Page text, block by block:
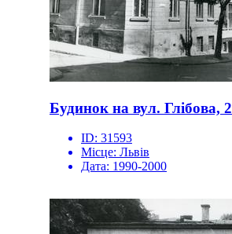
Будинок на вул. Глібова, 2
ID: 31593
Місце: Львів
Дата: 1990-2000